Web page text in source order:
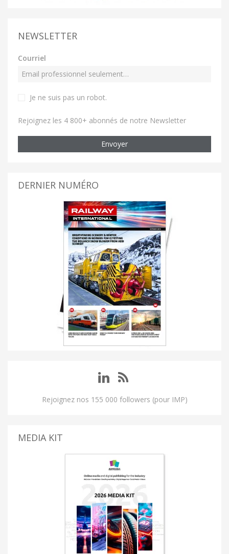
NEWSLETTER
Courriel
Je ne suis pas un robot.
Rejoignez les 4 800+ abonnés de notre Newsletter
Envoyer
DERNIER NUMÉRO
Rejoignez nos 155 000 followers (pour IMP)
MEDIA KIT